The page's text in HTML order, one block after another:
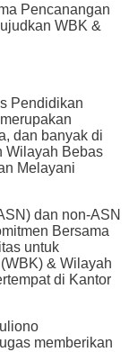
Pencanangan
WBK &
Pendidikan
dan banyak di
Wilayah Bebas
Melayani
dan non-ASN
Bersama
untuk
& Wilayah
di Kantor
memberikan